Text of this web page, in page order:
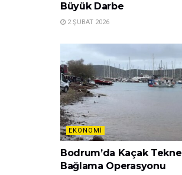
Büyük Darbe
2 ŞUBAT 2026
EKONOMI
Bodrum’da Kaçak Tekne
Bağlama Operasyonu